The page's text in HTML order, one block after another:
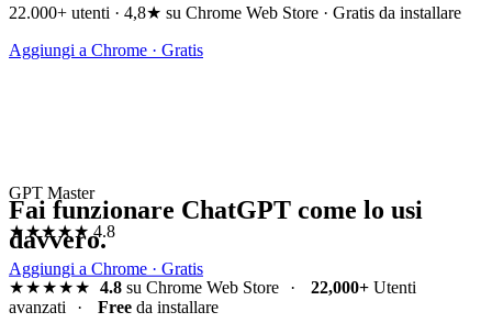
22.000+ utenti · 4,8★ su Chrome Web Store · Gratis da installare
Aggiungi a Chrome · Gratis
GPT Master
★★★★★ 4.8
Aggiungi a Chrome · Gratis
Fai funzionare ChatGPT come lo usi
davvero.
★★★★★ 4.8su Chrome Web Store · 22,000+Utenti
avanzati
· Free da installare